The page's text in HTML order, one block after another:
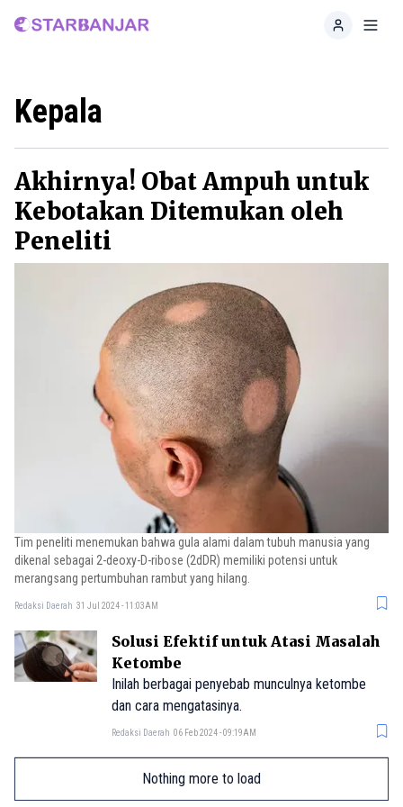
Home
Kepala
Akhirnya! Obat Ampuh untuk
Kebotakan Ditemukan oleh
Peneliti
Tim peneliti menemukan bahwa gula alami dalam tubuh manusia yang
dikenal sebagai 2-deoxy-D-ribose (2dDR) memiliki potensi untuk
merangsang pertumbuhan rambut yang hilang.
Redaksi Daerah 31 Jul 2024 - 11:03AM
Solusi Efektif untuk Atasi Masalah
Ketombe
Inilah berbagai penyebab munculnya ketombe
dan cara mengatasinya.
Redaksi Daerah 06 Feb 2024 - 09:19AM
Nothing more to load